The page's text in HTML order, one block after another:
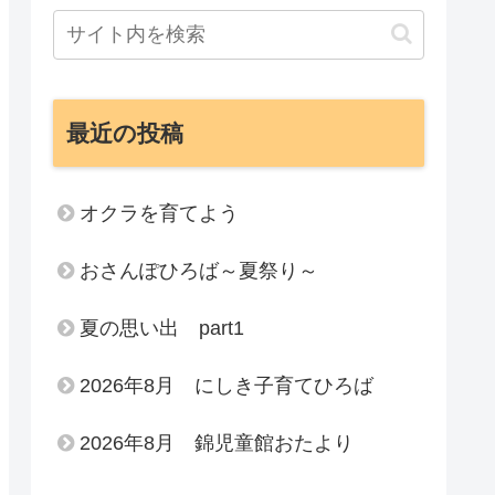
最近の投稿
オクラを育てよう
おさんぽひろば～夏祭り～
夏の思い出 part1
2026年8月 にしき子育てひろば
2026年8月 錦児童館おたより